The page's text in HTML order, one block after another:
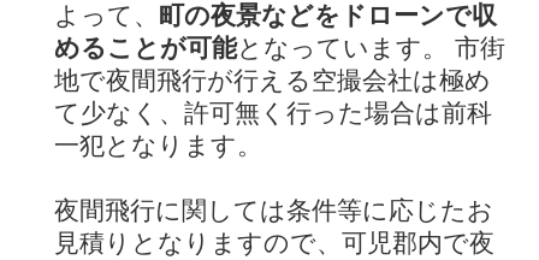
よって、 町の夜景などをドローンで収
めることが可能となっています。 市街
地で夜間飛行が行える空撮会社は極め
て少なく、許可無く行った場合は前科
一犯となります。
夜間飛行に関しては条件等に応じたお
見積りとなりますので、可児郡内で夜